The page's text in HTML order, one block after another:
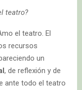
teatro?
el teatro. El
recursos
un
, de reflexión y de
ante todo el teatro